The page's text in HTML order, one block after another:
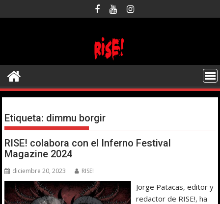
al
Etiqueta: dimmu borgir
RISE! colabora con el Inferno Festival
Magazine 2024
diciembre 20, 2023 RISE!
Jorge Patacas, editor y
redactor de RISE!, ha